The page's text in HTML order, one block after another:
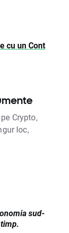
cu un Cont
Crypto,
loc,
sud-